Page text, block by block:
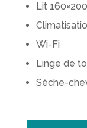
Lit
Wi-Fi
Linge de
Sèche-